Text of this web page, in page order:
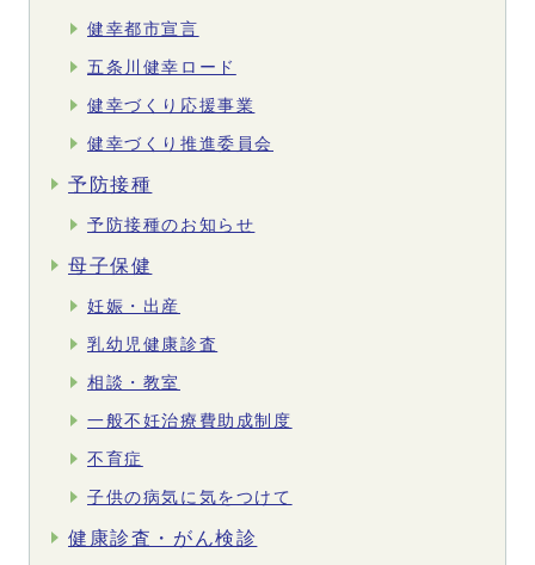
健幸都市宣言
五条川健幸ロード
健幸づくり応援事業
健幸づくり推進委員会
予防接種
予防接種のお知らせ
母子保健
妊娠・出産
乳幼児健康診査
相談・教室
一般不妊治療費助成制度
不育症
子供の病気に気をつけて
健康診査・がん検診